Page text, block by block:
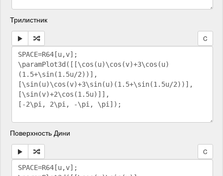
Трилистник
C
Поверхность Дини
C